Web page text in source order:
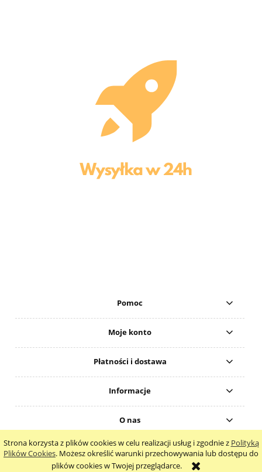
Strona korzysta z plików cookies w celu realizacji usług i zgodnie z Polityką
Plików Cookies. Możesz określić warunki przechowywania lub dostępu do
plików cookies w Twojej przeglądarce.
Pomoc
Moje konto
Płatności i dostawa
Informacje
O nas
pokaż pełną wersję strony